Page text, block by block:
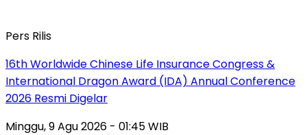
Pers Rilis
16th Worldwide Chinese Life Insurance Congress &
International Dragon Award (IDA) Annual Conference
2026 Resmi Digelar
Minggu, 9 Agu 2026 - 01:45 WIB